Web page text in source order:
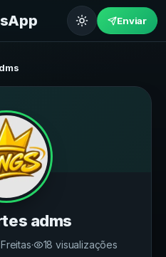
Enviar
adms
· 18 visualizações